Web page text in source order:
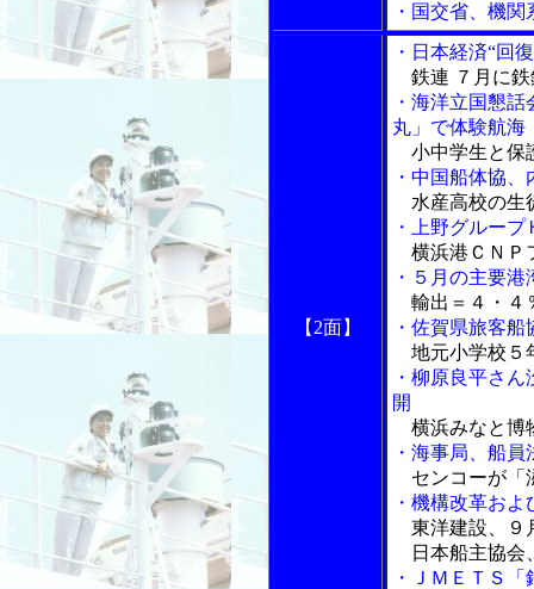
・国交省、機
【2面】
・日本経済“回
鉄連 ７月に鉄
・海洋立国懇
丸」で体験航海
小中学生と保
・中国船体協
水産高校の生
・上野グルー
横浜港ＣＮＰ
・５月の主要
輸出＝４・４
・佐賀県旅客
地元小学校５
・柳原良平さ
開
横浜みなと博
・海事局、船
センコーが「
・機構改革およ
東洋建設、９
日本船主協会
・ＪＭＥＴＳ